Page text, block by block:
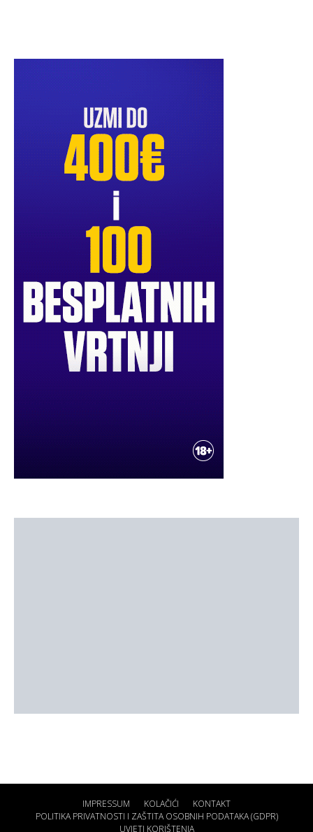
IMPRESSUM KOLAČIĆI
KONTAKT
POLITIKA PRIVATNOSTI I ZAŠTITA OSOBNIH PODATAKA (GDPR)
UVJETI KORIŠTENJA